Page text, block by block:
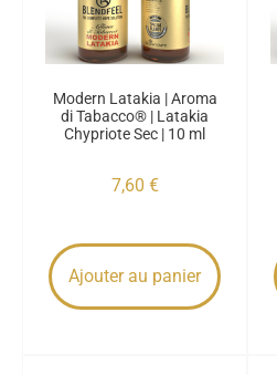
Modern Latakia | Aroma
di Tabacco® | Latakia
Chypriote Sec | 10 ml
7,60 €
Ajouter au panier